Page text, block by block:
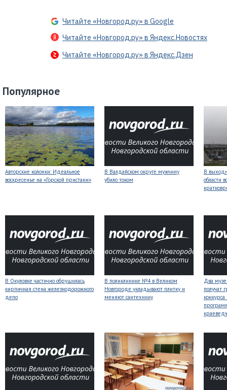
Читайте «Новгород.ру» в Google
Читайте «Новгород.ру» в Яндекс.Новостях
Читайте «Новгород.ру» в Яндекс.Дзен
Популярное
Авторские колонки: Идеальное
воскресенье на «Горской пристани»
В Валдайском округе мужчину
убило током
В
области
В Окуловке частично обрушилась
кирпичная стена железнодорожного
депо
В поликлинике №4 в Великом
Новгороде укладывают плитку и
меняют сантехнику
Два
получат